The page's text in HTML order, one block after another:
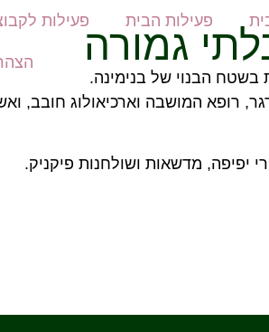
פעילות הבית פעילות
גמורה
הבנוי של בנימינה.
ע"י דר' המבורגר, רופא המושבה